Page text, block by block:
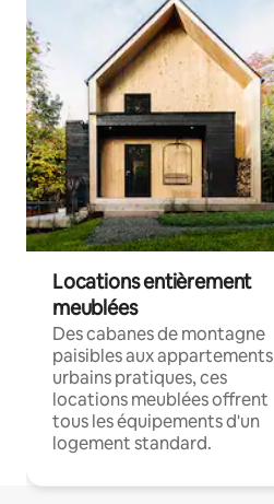
Locations entièrement
meublées
Des cabanes de montagne
paisibles aux appartements
urbains pratiques, ces
locations meublées offrent
tous les équipements d'un
logement standard.